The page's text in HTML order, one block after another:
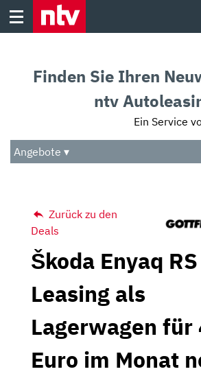
Skip
Audio
Das Beste
Finden Sie Ihren
ntv
Ein Service
Angebote ▾
Zurück zu den
Deals
Škoda Enyaq
Leasing als
Lagerwagen für
Euro im Monat